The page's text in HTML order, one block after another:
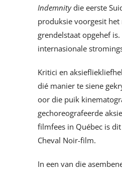
Indemnitydie eerste
produksie voorgesit het
grendelstaat opgehef
internasionale
Kritici en
dié manier te siene
oor die puik
gechoreografeerde
filmfees in Québec is
Cheval Noir-film.
In een van die